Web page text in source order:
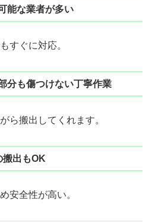
能な業者が多い
すぐに対応。
分も傷つけない丁寧作業
ら搬出してくれます。
出もOK
安全性が高い。